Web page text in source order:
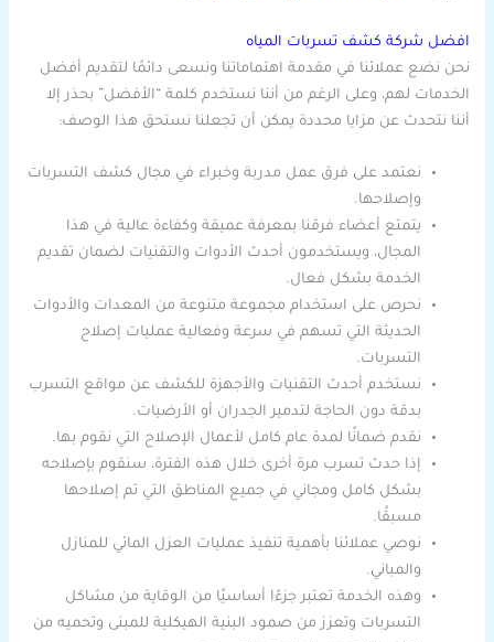
افضل شركة كشف تسربات المياه
نحن نضع عملائنا في مقدمة اهتماماتنا ونسعى دائمًا لتقديم أفضل
الخدمات لهم، وعلى الرغم من أننا نستخدم كلمة “الأفضل” بحذر إلا
أننا نتحدث عن مزايا محددة يمكن أن تجعلنا نستحق هذا الوصف:
نعتمد على فرق عمل مدربة وخبراء في مجال كشف التسربات
وإصلاحها.
يتمتع أعضاء فرقنا بمعرفة عميقة وكفاءة عالية في هذا
المجال، ويستخدمون أحدث الأدوات والتقنيات لضمان تقديم
الخدمة بشكل فعال.
نحرص على استخدام مجموعة متنوعة من المعدات والأدوات
الحديثة التي تسهم في سرعة وفعالية عمليات إصلاح
التسربات.
نستخدم أحدث التقنيات والأجهزة للكشف عن مواقع التسرب
بدقة دون الحاجة لتدمير الجدران أو الأرضيات.
نقدم ضمانًا لمدة عام كامل لأعمال الإصلاح التي نقوم بها.
إذا حدث تسرب مرة أخرى خلال هذه الفترة، سنقوم بإصلاحه
بشكل كامل ومجاني في جميع المناطق التي تم إصلاحها
مسبقًا.
نوصي عملائنا بأهمية تنفيذ عمليات العزل المائي للمنازل
والمباني.
وهذه الخدمة تعتبر جزءًا أساسيًا من الوقاية من مشاكل
التسربات وتعزز من صمود البنية الهيكلية للمبنى وتحميه من